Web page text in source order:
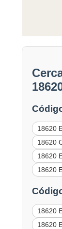
18620
18620
18620
18620
18620
18620